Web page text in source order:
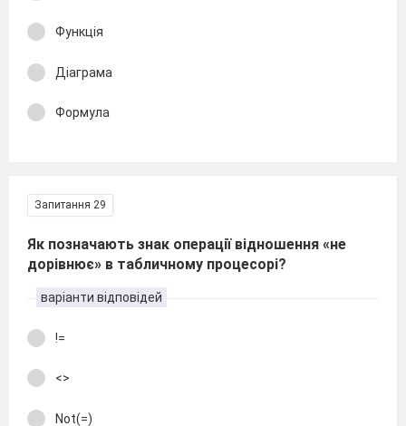
Функція
Діаграма
Формула
Запитання 29
Як позначають знак операції відношення «не
дорівнює» в табличному процесорі?
варіанти відповідей
!=
<>
Not(=)